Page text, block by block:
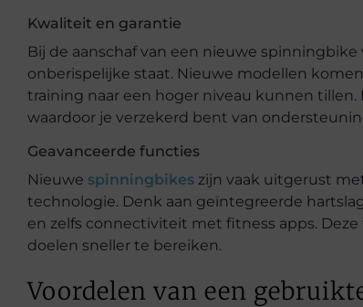
Kwaliteit en garantie
Bij de aanschaf van een nieuwe
onberispelijke staat. Nieuwe modellen
training naar een hoger niveau kunnen
waardoor je verzekerd bent van
Geavanceerde functies
Nieuwe spinningbikes zijn vaak uitgerust
technologie. Denk aan geïntegreerde
en zelfs connectiviteit met fitness apps.
doelen sneller te bereiken.
Voordelen van een